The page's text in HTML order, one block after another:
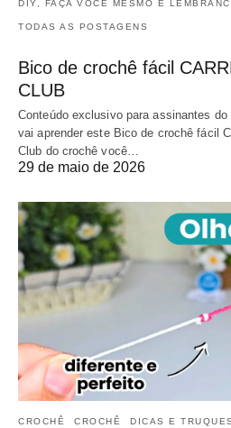
DIY, FAÇA VOCÊ MESMO E
TODAS AS POSTAGENS
Bico de crochê fácil
CLUB
Conteúdo exclusivo para assinantes
vai aprender este Bico de crochê fácil
Club do crochê você…
29 de maio de 2026
CROCHÊ CROCHÊ DICAS E TRUQUES